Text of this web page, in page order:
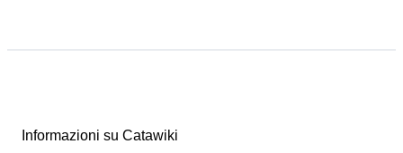
Informazioni su Catawiki